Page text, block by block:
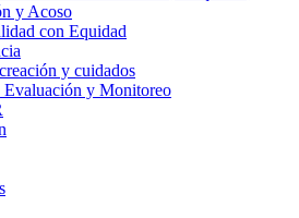
y Acoso
con Equidad
y cuidados
y Monitoreo